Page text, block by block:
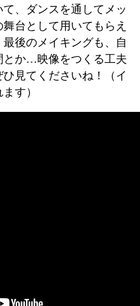
、ダンスを通してメッ
台として用いてもらえ
後のメイキングも、自
とか…映像をつくる工夫
見てくださいね！（イ
す）